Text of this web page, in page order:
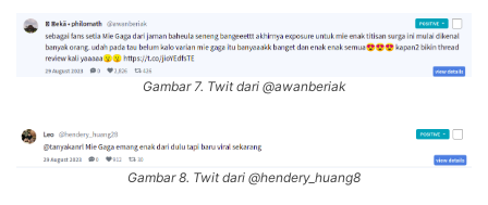
Gambar 7. Twit dari @awanberiak
Gambar 8. Twit dari @hendery_huang8